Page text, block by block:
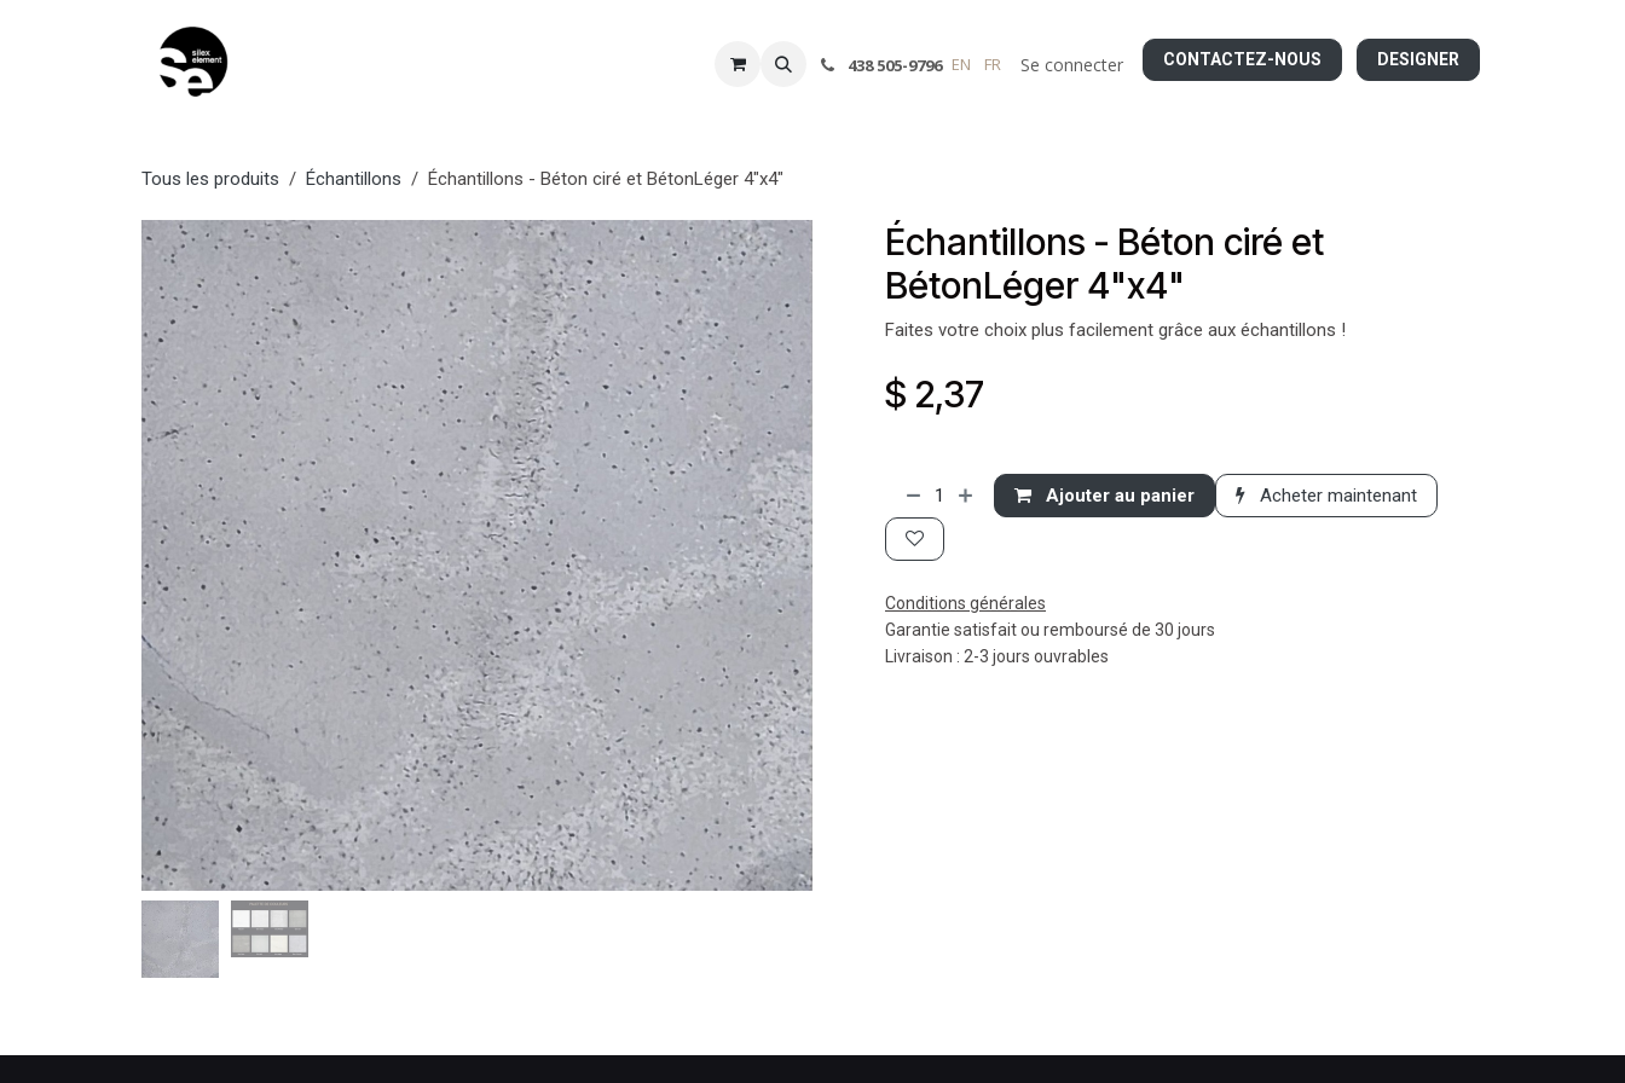
À PROPOS Devenir Installateur Accueil
438 505-9796 EN FR Se connecter CONTACTEZ-NOUS DESIGNER
Tous les produits Échantillons Échantillons - Béton ciré et BétonLéger 4"x4"
Échantillons - Béton ciré et
BétonLéger 4"x4"
Faites votre choix plus facilement grâce aux échantillons !
$ 2,37
Ajouter au panier Acheter maintenant
Conditions générales
Garantie satisfait ou remboursé de 30 jours
Livraison : 2-3 jours ouvrables